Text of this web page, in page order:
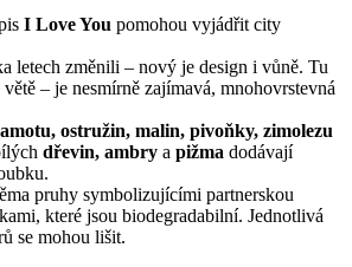
I Love You pomohou vyjádřit city
letech změnili – nový je design i vůně. Tu
– je nesmírně zajímavá, mnohovrstevná
ostružin, malin, pivoňky, zimolezu
dřevin, ambry a pižma dodávají
pruhy symbolizujícími partnerskou
které jsou biodegradabilní. Jednotlivá
se mohou lišit.